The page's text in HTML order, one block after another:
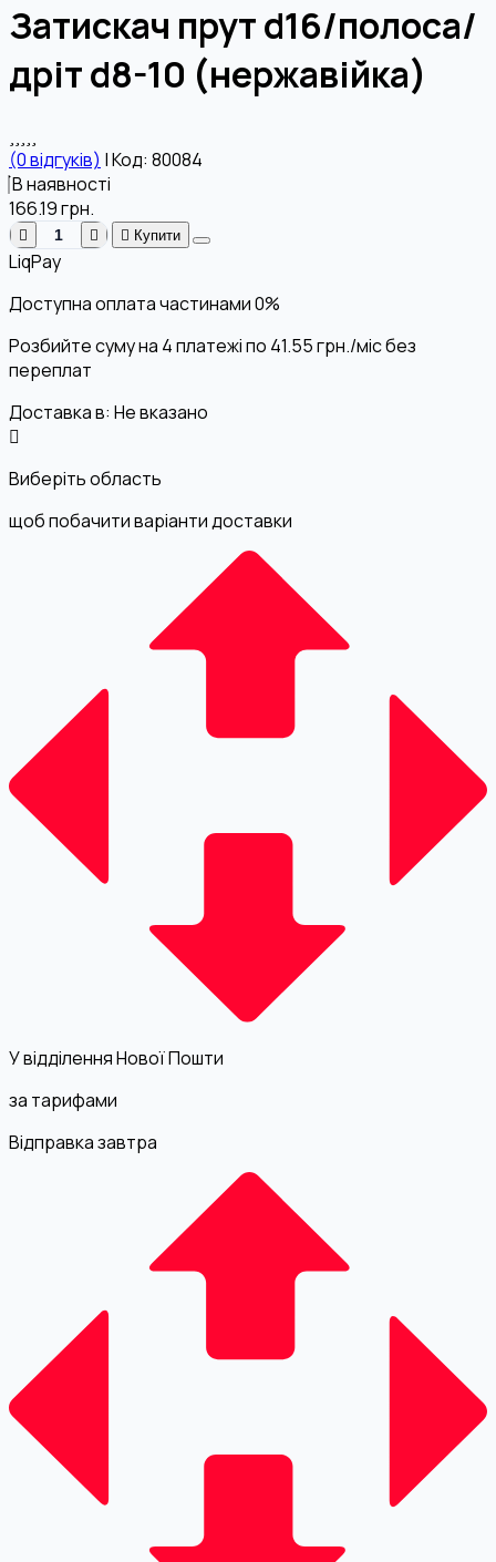
Затискач прут d16/полоса/
дріт d8-10 (нержавійка)
(0 відгуків) |Код: 80084
В наявності
166.19грн.
Купити
LiqPay
Доступна оплата частинами0%
Розбийте суму на 4 платежі по 41.55грн./міс без
переплат
Доставка в: Не вказано
Виберіть область
щоб побачити варіанти доставки
У відділення Нової Пошти
за тарифами
Відправка завтра